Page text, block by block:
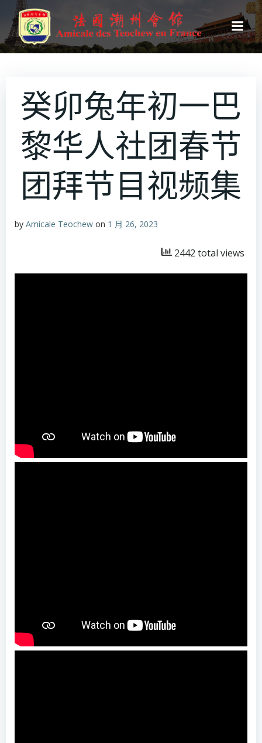
转
到
内
癸卯兔年初一巴
黎华人社团春节
团拜节目视频集
by Amicale Teochew on 1 月 26, 2023
2442 total views